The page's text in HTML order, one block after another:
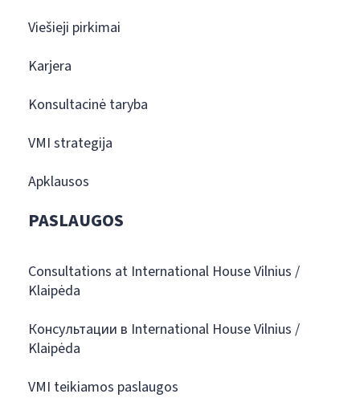
Viešieji pirkimai
Karjera
Konsultacinė taryba
VMI strategija
Apklausos
PASLAUGOS
Consultations at International House Vilnius /
Klaipėda
Консультации в International House Vilnius /
Klaipėda
VMI teikiamos paslaugos